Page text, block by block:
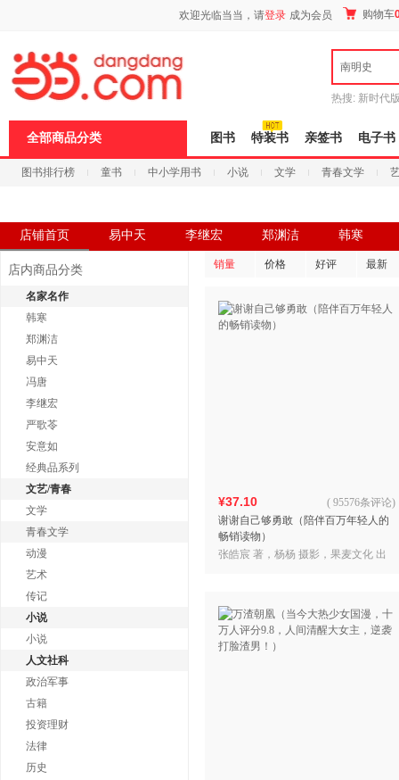
欢迎光临当当，请登录 成为会员 购物车
南明史
热搜: 新时代
全部商品分类 图书 特装书 亲签书 电子书
图书排行榜 童书 中小学用书 小说 文学 青春文学
店铺首页 易中天 李继宏 郑渊洁 韩寒
店内商品分类
名家名作
韩寒
郑渊洁
易中天
冯唐
李继宏
严歌苓
安意如
经典品系列
文艺/青春
文学
青春文学
动漫
艺术
传记
小说
小说
人文社科
政治军事
古籍
投资理财
法律
历史
销量 价格 好评 最新
¥37.10
谢谢自己够勇敢（陪伴百万年轻人的
畅销读物）
( 95576条评论)
张皓宸 著，杨杨 摄影，果麦文化 出
页
浪
键
打